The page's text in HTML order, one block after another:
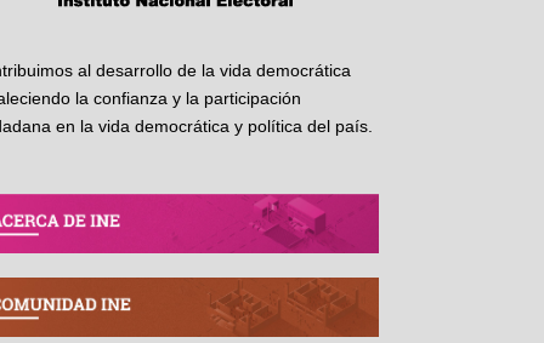
al desarrollo de la vida democrática
la confianza y la participación
en la vida democrática y política del país.